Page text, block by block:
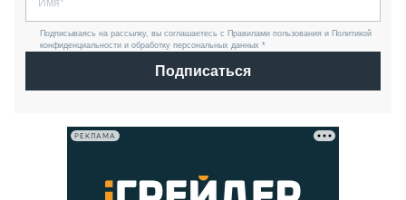
Подписываясь на рассылку, вы соглашаетесь с Правилами пользования и Политикой
конфиденциальности и обработку персональных данных *
Подписаться
РЕКЛАМА